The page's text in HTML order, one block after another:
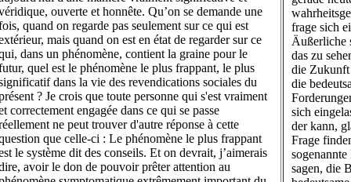
ouverte et honnête. Qu’on se demande une
quand on regarde pas seulement sur ce qui est
mais quand on est en état de regarder sur ce
dans un phénomène, contient la graine pour le
quel est le phénomène le plus frappant, le plus
dans la vie des revendications sociales du
? Je crois que toute personne qui s'est vraiment
correctement engagée dans ce qui se passe
ne peut trouver d'autre réponse à cette
que celle-ci : Le phénomène le plus frappant
le système dit des conseils. Et on devrait, j’aimerais
avoir le don de pouvoir prêter attention au
frage sich
Äußerliche
das zu
die Zukunft
die
sich
der kann,
Frage
sagen, die